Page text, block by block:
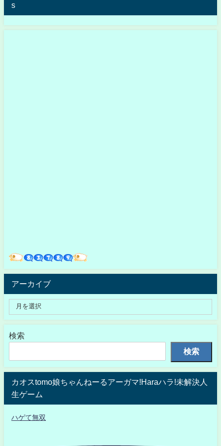
s
アーカイブ
検索
検索
カオスtomo娘ちゃんねーるアーガマ!Haraハラ!未解決人
生ゲーム
ハゲて無双